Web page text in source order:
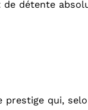
détente
qui,